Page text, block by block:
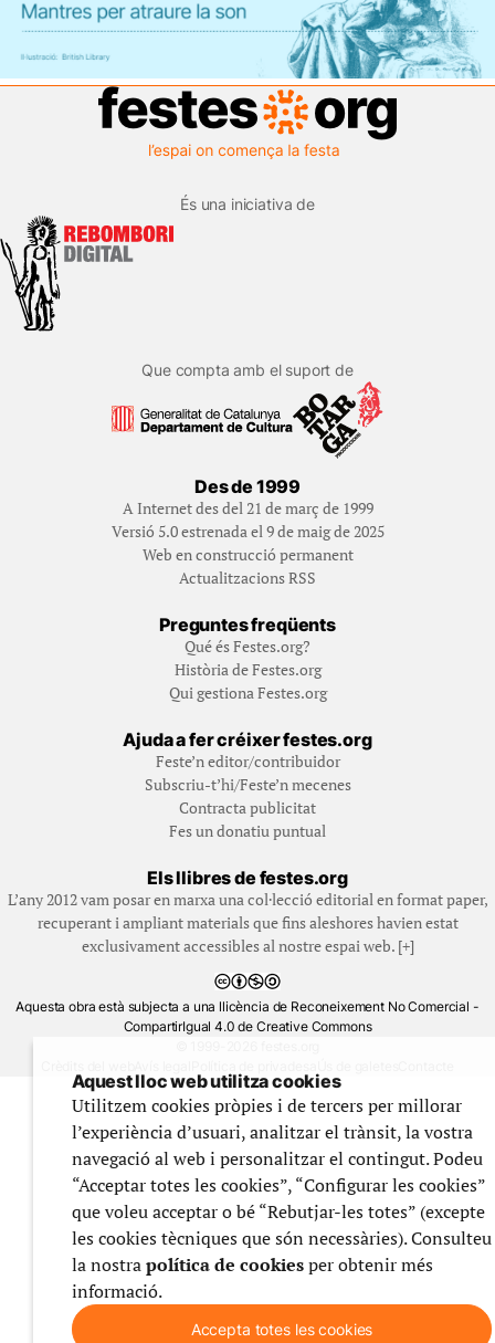
És una iniciativa de
Que compta amb el suport de
Des de 1999
A Internet des del 21 de març de 1999
Versió 5.0 estrenada el 9 de maig de 2025
Web en construcció permanent
Actualitzacions RSS
Preguntes freqüents
Qué és Festes.org?
Història de Festes.org
Qui gestiona Festes.org
Ajuda a fer créixer festes.org
Feste’n editor/contribuidor
Subscriu-t’hi/Feste’n mecenes
Contracta publicitat
Fes un donatiu puntual
Els llibres de festes.org
L’any 2012 vam posar en marxa una col·lecció editorial en format paper,
recuperant i ampliant materials que fins aleshores havien estat
exclusivament accessibles al nostre espai web. [+]
Aquesta obra està subjecta a una llicència de Reconeixement No Comercial -
CompartirIgual 4.0 de Creative Commons
Aquest lloc web utilitza cookies
Utilitzem cookies pròpies i de tercers per millorar
l’experiència d’usuari, analitzar el trànsit, la vostra
navegació al web i personalitzar el contingut. Podeu
“Acceptar totes les cookies”, “Configurar les cookies”
que voleu acceptar o bé “Rebutjar-les totes” (excepte
les cookies tècniques que són necessàries). Consulteu
la nostrapolítica de cookiesper obtenir més
informació.
Accepta totes les cookies